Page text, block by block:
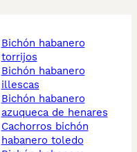
bichón habanero
torrijos
bichón habanero
illescas
bichón habanero
azuqueca de henares
cachorros bichón
habanero toledo